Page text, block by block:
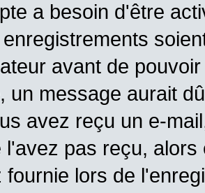
a besoin d'être
avant de
un message aurait
avez reçu un e-
l'avez pas reçu,
fournie lors de